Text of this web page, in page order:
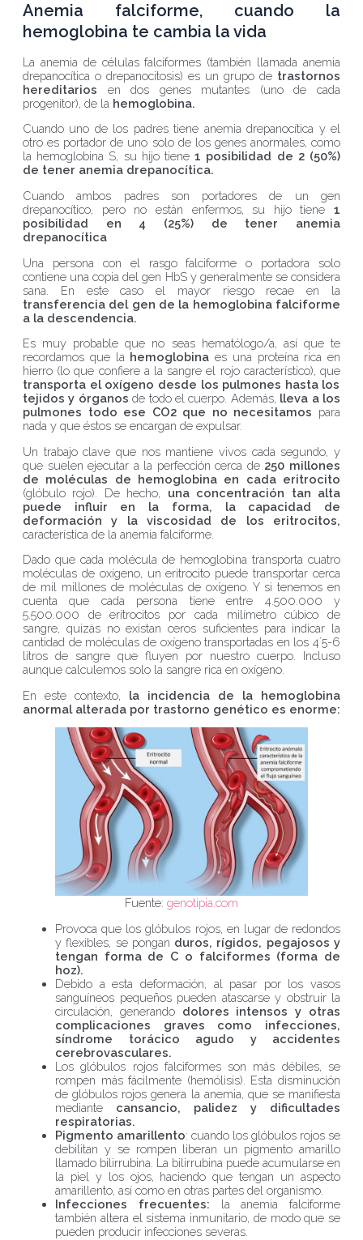
Anemia falciforme, cuando la
hemoglobina te cambia la vida
La anemia de células falciformes (también llamada anemia
drepanocítica o drepanocitosis) es un grupo de trastornos
hereditarios en dos genes mutantes (uno de cada
progenitor), de la hemoglobina.
Cuando uno de los padres tiene anemia drepanocítica y el
otro es portador de uno solo de los genes anormales, como
la hemoglobina S, su hijo tiene1 posibilidad de 2 (50%)
de tener anemia drepanocítica.
Cuando ambos padres son portadores de un gen
drepanocítico, pero no están enfermos, su hijo tiene 1
posibilidad en 4 (25%) de tener anemia
drepanocítica
Una persona con el rasgo falciforme o portadora solo
contiene una copia del gen HbS y generalmente se considera
sana. En este caso el mayor riesgo recae en la
transferencia del gen de la hemoglobina falciforme
a la descendencia.
Es muy probable que no seas hematólogo/a, así que te
recordamos que la hemoglobina es una proteína rica en
hierro (lo que confiere a la sangre el rojo característico), que
transporta el oxígeno desde los pulmones hasta los
tejidos y órganos de todo el cuerpo. Además, lleva a los
pulmones todo ese CO2 que no necesitamos para
nada y que éstos se encargan de expulsar.
Un trabajo clave que nos mantiene vivos cada segundo, y
que suelen ejecutar a la perfección cerca de 250 millones
de moléculas de hemoglobina en cada eritrocito
(glóbulo rojo). De hecho,
una concentración tan alta
puede influir en la forma, la capacidad de
deformación y la viscosidad de los eritrocitos,
característica de la anemia falciforme.
Dado que cada molécula de hemoglobina transporta cuatro
moléculas de oxígeno, un eritrocito puede transportar cerca
de mil millones de moléculas de oxígeno. Y si tenemos en
cuenta que cada persona tiene entre 4.500.000 y
5.500.000 de eritrocitos por cada milímetro cúbico de
sangre, quizás no existan ceros suficientes para indicar la
cantidad de moléculas de oxígeno transportadas en los 4´5-6
litros de sangre que fluyen por nuestro cuerpo. Incluso
aunque calculemos solo la sangre rica en oxígeno.
En este contexto, la incidencia de la hemoglobina
anormal alterada por trastorno genético es enorme:
Fuente: genotipia.com
Provoca que los glóbulos rojos, en lugar de redondos
y flexibles, se pongan duros, rígidos, pegajosos y
tengan forma de C o falciformes (forma de
hoz).
Debido a esta deformación, al pasar por los vasos
sanguíneos pequeños pueden atascarse y obstruir la
circulación, generando dolores intensos y otras
complicaciones graves como infecciones,
síndrome torácico agudo y accidentes
cerebrovasculares.
Los glóbulos rojos falciformes son más débiles, se
rompen más fácilmente (hemólisis). Esta disminución
de glóbulos rojos genera la anemia, que se manifiesta
mediante cansancio, palidez y dificultades
respiratorias.
Pigmento amarillento: cuando los glóbulos rojos se
debilitan y se rompen liberan un pigmento amarillo
llamado bilirrubina. La bilirrubina puede acumularse en
la piel y los ojos, haciendo que tengan un aspecto
amarillento, así como en otras partes del organismo.
Infecciones frecuentes: la anemia falciforme
también altera el sistema inmunitario, de modo que se
pueden producir infecciones severas.